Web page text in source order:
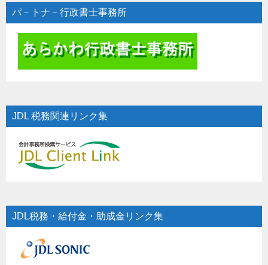
パ－トナ－行政書士事務所
JDL 税務関連リンク集
JDL税務・給付金・助成金リンク集